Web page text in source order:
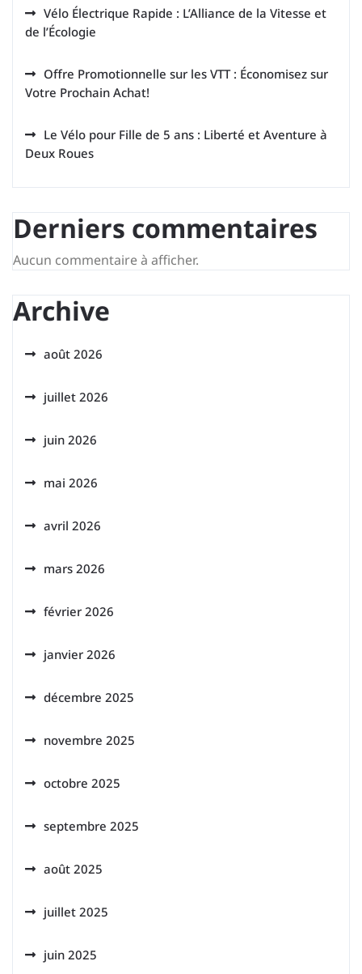
Vélo Électrique Rapide : L’Alliance de la Vitesse et
de l’Écologie
Offre Promotionnelle sur les VTT : Économisez sur
Votre Prochain Achat!
Le Vélo pour Fille de 5 ans : Liberté et Aventure à
Deux Roues
Derniers commentaires
Aucun commentaire à afficher.
Archive
août 2026
juillet 2026
juin 2026
mai 2026
avril 2026
mars 2026
février 2026
janvier 2026
décembre 2025
novembre 2025
octobre 2025
septembre 2025
août 2025
juillet 2025
juin 2025